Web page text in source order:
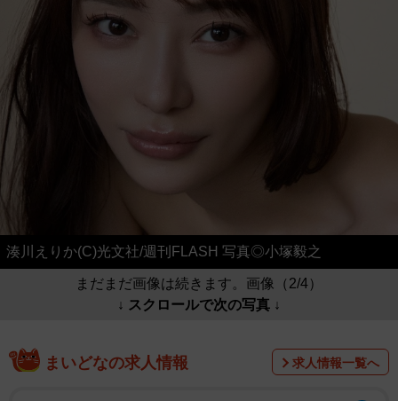
湊川えりか(C)光文社/週刊FLASH 写真◎小塚毅之
まだまだ画像は続きます。画像（2/4）
↓ スクロールで次の写真 ↓
まいどなの求人情報 求人情報一覧へ